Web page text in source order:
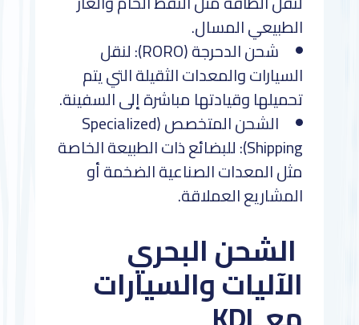
الطبيعي المسال.
شحن الدحرجة (RORO): لنقل
السيارات والمعدات الثقيلة التي يتم
تحميلها وقيادتها مباشرة إلى السفينة.
الشحن المتخصص (Specialized
Shipping): للبضائع ذات الطبيعة الخاصة
مثل المعدات الصناعية الضخمة أو
المشاريع العملاقة.
الشحن البحري
الآليات والسيارات